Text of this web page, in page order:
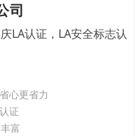
司
LA认证，LA安全标志认
心更省力
证
富